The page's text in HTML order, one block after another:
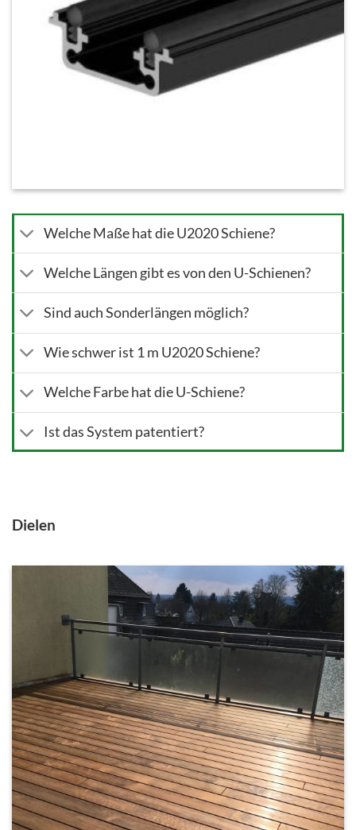
Welche Maße hat die U2020 Schiene?
Welche Längen gibt es von den U-Schienen?
Sind auch Sonderlängen möglich?
Wie schwer ist 1 m U2020 Schiene?
Welche Farbe hat die U-Schiene?
Ist das System patentiert?
Dielen